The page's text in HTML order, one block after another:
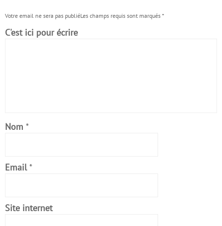
Votre email ne sera pas publiéLes champs requis sont marqués *
C'est ici pour écrire
Nom *
Email *
Site internet